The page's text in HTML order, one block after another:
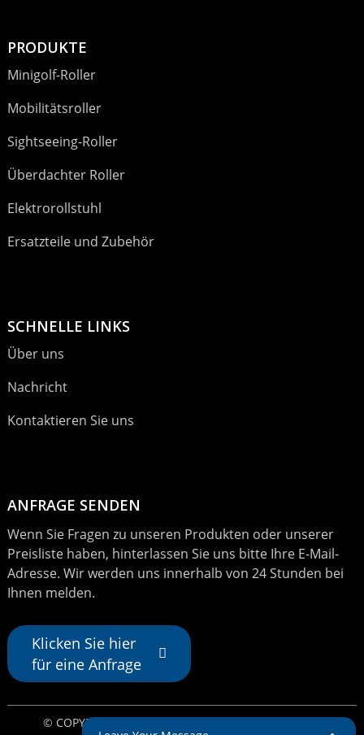
PRODUKTE
Minigolf-Roller
Mobilitätsroller
Sightseeing-Roller
Überdachter Roller
Elektrorollstuhl
Ersatzteile und Zubehör
SCHNELLE LINKS
Über uns
Nachricht
Kontaktieren Sie uns
ANFRAGE SENDEN
Wenn Sie Fragen zu unseren Produkten oder unserer
Preisliste haben, hinterlassen Sie uns bitte Ihre E-Mail-
Adresse. Wir werden uns innerhalb von 24 Stunden bei
Ihnen melden.
Klicken Sie hier
für eine Anfrage
© COPYRIGHT – 2024: ALLE RECHTE VORBEHALTEN.